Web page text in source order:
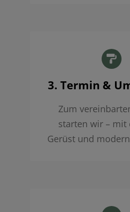
3. Termin &
Zum
starten wir – mit
Gerüst und